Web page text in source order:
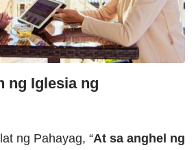
ng Iglesia ng
ng Pahayag, “At sa anghel ng